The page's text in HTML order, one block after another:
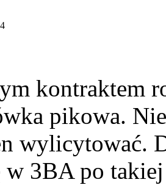
kontraktem
pikowa.
wylicytować.
w 3BA po